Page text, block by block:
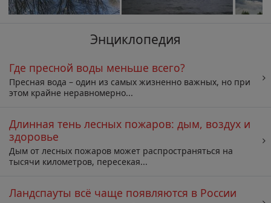
Энциклопедия
Где пресной воды меньше всего?
Пресная вода – один из самых жизненно важных, но при
этом крайне неравномерно...
Длинная тень лесных пожаров: дым, воздух и
здоровье
Дым от лесных пожаров может распространяться на
тысячи километров, пересекая...
Ландспауты всё чаще появляются в России